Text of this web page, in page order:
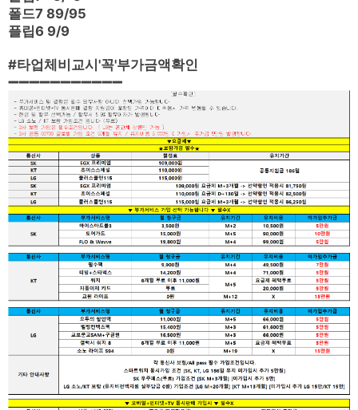
폴드7 89/95
플립6 9/9
#타업체비교시'꼭'부가금액확인
➖➖➖➖➖➖➖➖➖➖➖